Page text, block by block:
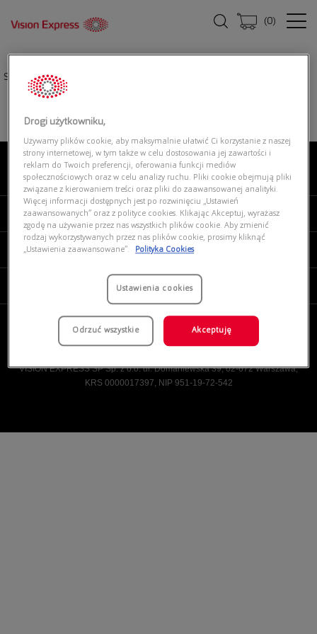
(0)
Strona główna|
O NAS
MOJE VISION EXPRESS
PRODUKTY I USŁUGI
VISION EXPRESS SP Sp. z o.o. ul. Domaniewska 39, 02-672 Warszawa,
KRS 0000017397, NIP 951-19-72-542
Drogi użytkowniku,
Używamy plików cookie, aby maksymalnie ułatwić Ci korzystanie z naszej
strony internetowej, w tym także w celu dostosowania jej zawartości i
reklam do Twoich preferencji, oferowania funkcji mediów
społecznościowych oraz w celu analizy ruchu. Pliki cookie obejmują pliki
związane z kierowaniem treści oraz pliki do zaawansowanej analityki.
Więcej informacji dostępnych jest po rozwinięciu „Ustawień
zaawansowanych” oraz z polityce cookies. Klikając Akceptuj, wyrażasz
zgodę na używanie przez nas wszystkich plików cookie. Aby zmienić
rodzaj wykorzystywanych przez nas plików cookie, prosimy kliknąć
„Ustawienia zaawansowane”.
Polityka Cookies
Ustawienia cookies
Odrzuć wszystkie Akceptuję